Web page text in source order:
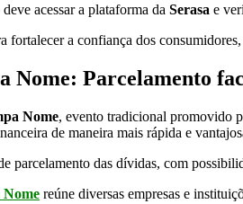
acessar a plataforma da Serasa e
fortalecer a confiança dos
Nome: Parcelamento
Nome, evento tradicional promovido
de maneira mais rápida e
parcelamento das dívidas, com
reúne diversas empresas e